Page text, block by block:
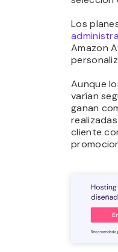
Los
Amazon
Aunque
varían
ganan
cliente